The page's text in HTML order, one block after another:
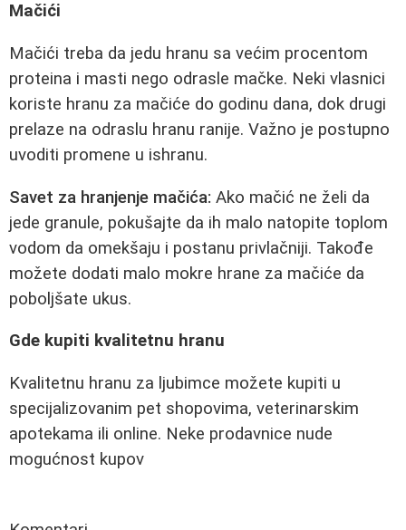
Mačići
Mačići treba da jedu hranu sa većim procentom
proteina i masti nego odrasle mačke. Neki vlasnici
koriste hranu za mačiće do godinu dana, dok drugi
prelaze na odraslu hranu ranije. Važno je postupno
uvoditi promene u ishranu.
Savet za hranjenje mačića: Ako mačić ne želi da
jede granule, pokušajte da ih malo natopite toplom
vodom da omekšaju i postanu privlačniji. Takođe
možete dodati malo mokre hrane za mačiće da
poboljšate ukus.
Gde kupiti kvalitetnu hranu
Kvalitetnu hranu za ljubimce možete kupiti u
specijalizovanim pet shopovima, veterinarskim
apotekama ili online. Neke prodavnice nude
mogućnost kupov